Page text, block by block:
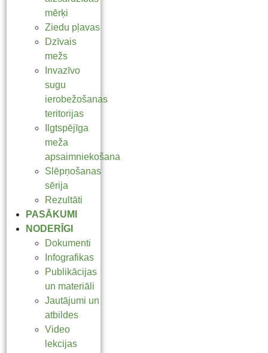
mērķi
Ziedu pļavas
Dzīvais
mežs
Invazīvo
sugu
ierobežošanas
teritorijas
Ilgtspējīga
meža
apsaimniekošana
Slēpņošanas
sērija
Rezultāti
PASĀKUMI
NODERĪGI
Dokumenti
Infografikas
Publikācijas
un materiāli
Jautājumi un
atbildes
Video
lekcijas